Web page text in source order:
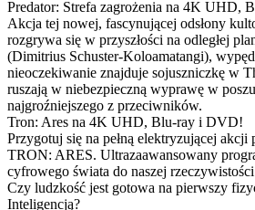
Predator: Strefa zagrożenia na 4K UHD,
Akcja tej nowej, fascynującej odsłony
rozgrywa się w przyszłości na odległej
(Dimitrius Schuster-Koloamatangi),
nieoczekiwanie znajduje sojuszniczkę w
ruszają w niebezpieczną wyprawę w
najgroźniejszego z przeciwników.
Tron: Ares na 4K UHD, Blu-ray i DVD!
Przygotuj się na pełną elektryzującej
TRON: ARES. Ultrazaawansowany
cyfrowego świata do naszej
Czy ludzkość jest gotowa na pierwszy
Inteligencją?